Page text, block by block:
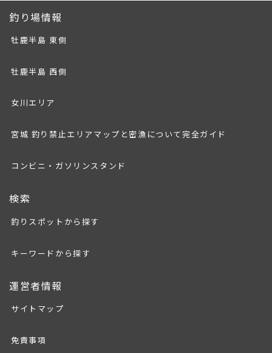
釣り場情報
牡鹿半島 東側
牡鹿半島 西側
女川エリア
宮城 釣り禁止エリアマップと密漁について完全ガイド
コンビニ・ガソリンスタンド
検索
釣りスポットから探す
キーワードから探す
運営者情報
サイトマップ
免責事項